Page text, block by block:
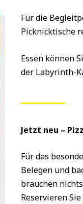
Für die
Picknicktische
Essen können
der Labyrinth-
Jetzt neu –
Für das
Belegen und
brauchen
Reservieren